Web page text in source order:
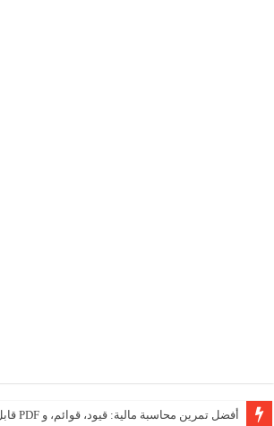
أفضل تمرين محاسبة مالية: قيود، قوائم، و PDF قابل للتحميل
اداة تحميل الفواتير الالكترونية كامله مجانيه